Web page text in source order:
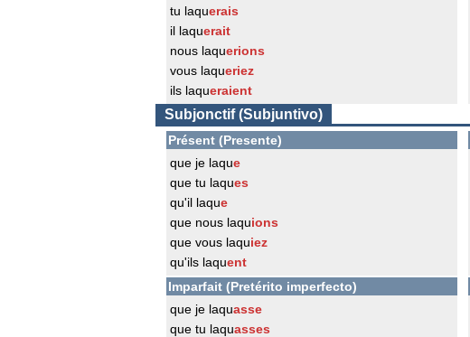
tu laquerais
il laquerait
nous laquerions
vous laqueriez
ils laqueraient
Subjonctif (Subjuntivo)
Présent (Presente)
que je laque
que tu laques
qu'il laque
que nous laquions
que vous laquiez
qu'ils laquent
Imparfait (Pretérito imperfecto)
que je laquasse
que tu laquasses